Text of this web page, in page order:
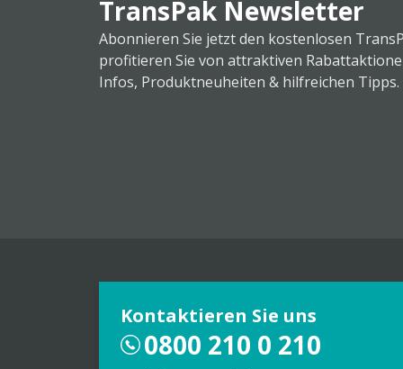
TransPak Newsletter
Abonnieren Sie jetzt den kostenlosen
profitieren Sie von attraktiven
Infos, Produktneuheiten & hilfreichen Tipps.
Kontaktieren Sie uns
0800 210 0 210